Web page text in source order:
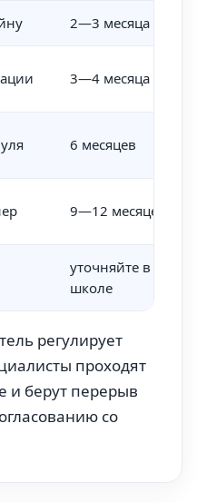
2—3 месяца
3—4 месяца
6 месяцев
9—12 месяцев
уточняйте в
школе
регулирует
проходят
и берут перерыв
со